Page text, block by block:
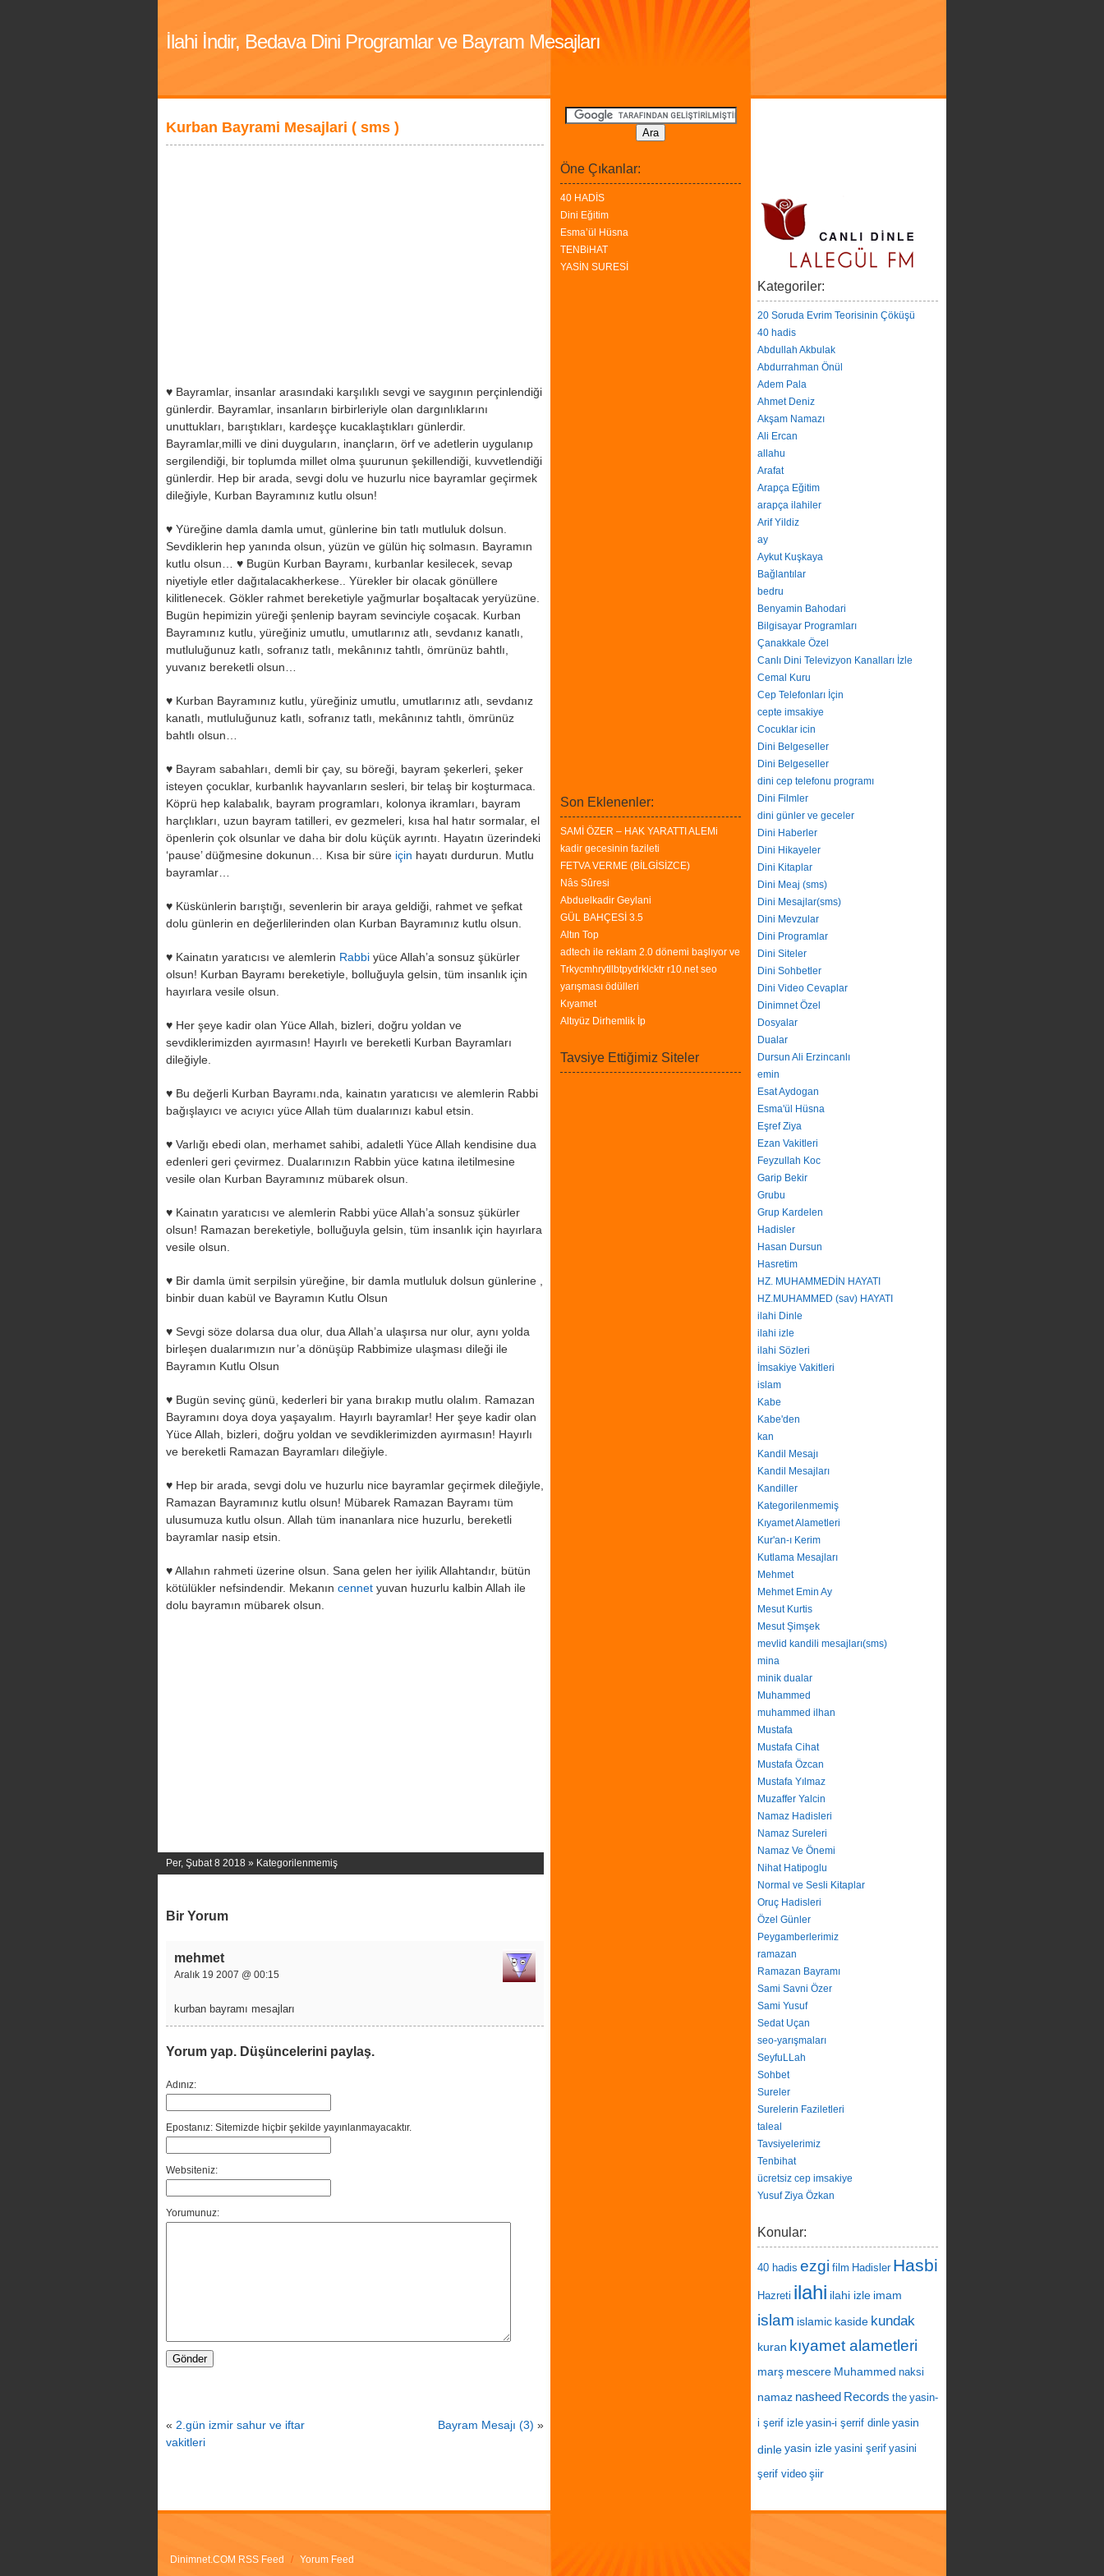
İlahi İndir, Bedava Dini Programlar ve Bayram Mesajları
Kurban Bayrami Mesajlari ( sms )
♥ Bayramlar, insanlar arasındaki karşılıklı sevgi ve saygının perçinlendiği
günlerdir. Bayramlar, insanların birbirleriyle olan dargınlıklarını
unuttukları, barıştıkları, kardeşçe kucaklaştıkları günlerdir.
Bayramlar,milli ve dini duyguların, inançların, örf ve adetlerin uygulanıp
sergilendiği, bir toplumda millet olma şuurunun şekillendiği, kuvvetlendiği
günlerdir. Hep bir arada, sevgi dolu ve huzurlu nice bayramlar geçirmek
dileğiyle, Kurban Bayramınız kutlu olsun!
♥ Yüreğine damla damla umut, günlerine bin tatlı mutluluk dolsun.
Sevdiklerin hep yanında olsun, yüzün ve gülün hiç solmasın. Bayramın
kutlu olsun… ♥ Bugün Kurban Bayramı, kurbanlar kesilecek, sevap
niyetiyle etler dağıtalacakherkese.. Yürekler bir olacak gönüllere
kilitlenecek. Gökler rahmet bereketiyle yağmurlar boşaltacak yeryüzüne.
Bugün hepimizin yüreği şenlenip bayram sevinciyle coşacak. Kurban
Bayramınız kutlu, yüreğiniz umutlu, umutlarınız atlı, sevdanız kanatlı,
mutluluğunuz katlı, sofranız tatlı, mekânınız tahtlı, ömrünüz bahtlı,
yuvanız bereketli olsun…
♥ Kurban Bayramınız kutlu, yüreğiniz umutlu, umutlarınız atlı, sevdanız
kanatlı, mutluluğunuz katlı, sofranız tatlı, mekânınız tahtlı, ömrünüz
bahtlı olsun…
♥ Bayram sabahları, demli bir çay, su böreği, bayram şekerleri, şeker
isteyen çocuklar, kurbanlık hayvanların sesleri, bir telaş bir koşturmaca.
Köprü hep kalabalık, bayram programları, kolonya ikramları, bayram
harçlıkları, uzun bayram tatilleri, ev gezmeleri, kısa hal hatır sormalar, el
öpenlerin çok olsunlar ve daha bir dolu küçük ayrıntı. Hayatın üzerindeki
‘pause’ düğmesine dokunun… Kısa bir süre için hayatı durdurun. Mutlu
bayramlar…
♥ Küskünlerin barıştığı, sevenlerin bir araya geldiği, rahmet ve şefkat
dolu günlerin en değerlilerinden olan Kurban Bayramınız kutlu olsun.
♥ Kainatın yaratıcısı ve alemlerin Rabbi yüce Allah’a sonsuz şükürler
olsun! Kurban Bayramı bereketiyle, bolluğuyla gelsin, tüm insanlık için
hayırlara vesile olsun.
♥ Her şeye kadir olan Yüce Allah, bizleri, doğru yoldan ve
sevdiklerimizden ayırmasın! Hayırlı ve bereketli Kurban Bayramları
dileğiyle.
♥ Bu değerli Kurban Bayramı.nda, kainatın yaratıcısı ve alemlerin Rabbi
bağışlayıcı ve acıyıcı yüce Allah tüm dualarınızı kabul etsin.
♥ Varlığı ebedi olan, merhamet sahibi, adaletli Yüce Allah kendisine dua
edenleri geri çevirmez. Dualarınızın Rabbin yüce katına iletilmesine
vesile olan Kurban Bayramınız mübarek olsun.
♥ Kainatın yaratıcısı ve alemlerin Rabbi yüce Allah’a sonsuz şükürler
olsun! Ramazan bereketiyle, bolluğuyla gelsin, tüm insanlık için hayırlara
vesile olsun.
♥ Bir damla ümit serpilsin yüreğine, bir damla mutluluk dolsun günlerine ,
binbir duan kabül ve Bayramın Kutlu Olsun
♥ Sevgi söze dolarsa dua olur, dua Allah’a ulaşırsa nur olur, aynı yolda
birleşen dualarımızın nur’a dönüşüp Rabbimize ulaşması dileği ile
Bayramın Kutlu Olsun
♥ Bugün sevinç günü, kederleri bir yana bırakıp mutlu olalım. Ramazan
Bayramını doya doya yaşayalım. Hayırlı bayramlar! Her şeye kadir olan
Yüce Allah, bizleri, doğru yoldan ve sevdiklerimizden ayırmasın! Hayırlı
ve bereketli Ramazan Bayramları dileğiyle.
♥ Hep bir arada, sevgi dolu ve huzurlu nice bayramlar geçirmek dileğiyle,
Ramazan Bayramınız kutlu olsun! Mübarek Ramazan Bayramı tüm
ulusumuza kutlu olsun. Allah tüm inananlara nice huzurlu, bereketli
bayramlar nasip etsin.
♥ Allahın rahmeti üzerine olsun. Sana gelen her iyilik Allahtandır, bütün
kötülükler nefsindendir. Mekanın cennet yuvan huzurlu kalbin Allah ile
dolu bayramın mübarek olsun.
Per, Şubat 8 2018 » Kategorilenmemiş
Bir Yorum
mehmet
Aralık 19 2007 @ 00:15
kurban bayramı mesajları
Yorum yap. Düşüncelerini paylaş.
Adınız:
Epostanız: Sitemizde hiçbir şekilde yayınlanmayacaktır.
Websiteniz:
Yorumunuz:
« 2.gün izmir sahur ve iftar
vakitleri
Bayram Mesajı (3) »
Öne Çıkanlar:
40 HADİS
Dini Eğitim
Esma’ül Hüsna
TENBiHAT
YASİN SURESİ
Son Eklenenler:
SAMİ ÖZER – HAK YARATTI ALEMi
kadir gecesinin fazileti
FETVA VERME (BİLGİSİZCE)
Nâs Sûresi
Abduelkadir Geylani
GÜL BAHÇESİ 3.5
Altın Top
adtech ile reklam 2.0 dönemi başlıyor ve
Trkycmhrytllbtpydrklcktr r10.net seo
yarışması ödülleri
Kıyamet
Altıyüz Dirhemlik İp
Tavsiye Ettiğimiz Siteler
Kategoriler:
20 Soruda Evrim Teorisinin Çöküşü
40 hadis
Abdullah Akbulak
Abdurrahman Önül
Adem Pala
Ahmet Deniz
Akşam Namazı
Ali Ercan
allahu
Arafat
Arapça Eğitim
arapça ilahiler
Arif Yildiz
ay
Aykut Kuşkaya
Bağlantılar
bedru
Benyamin Bahodari
Bilgisayar Programları
Çanakkale Özel
Canlı Dini Televizyon Kanalları İzle
Cemal Kuru
Cep Telefonları İçin
cepte imsakiye
Cocuklar icin
Dini Belgeseller
Dini Belgeseller
dini cep telefonu programı
Dini Filmler
dini günler ve geceler
Dini Haberler
Dini Hikayeler
Dini Kitaplar
Dini Meaj (sms)
Dini Mesajlar(sms)
Dini Mevzular
Dini Programlar
Dini Siteler
Dini Sohbetler
Dini Video Cevaplar
Dinimnet Özel
Dosyalar
Dualar
Dursun Ali Erzincanlı
emin
Esat Aydogan
Esma'ül Hüsna
Eşref Ziya
Ezan Vakitleri
Feyzullah Koc
Garip Bekir
Grubu
Grup Kardelen
Hadisler
Hasan Dursun
Hasretim
HZ. MUHAMMEDİN HAYATI
HZ.MUHAMMED (sav) HAYATI
ilahi Dinle
ilahi izle
ilahi Sözleri
İmsakiye Vakitleri
islam
Kabe
Kabe'den
kan
Kandil Mesajı
Kandil Mesajları
Kandiller
Kategorilenmemiş
Kıyamet Alametleri
Kur'an-ı Kerim
Kutlama Mesajları
Mehmet
Mehmet Emin Ay
Mesut Kurtis
Mesut Şimşek
mevlid kandili mesajları(sms)
mina
minik dualar
Muhammed
muhammed ilhan
Mustafa
Mustafa Cihat
Mustafa Özcan
Mustafa Yılmaz
Muzaffer Yalcin
Namaz Hadisleri
Namaz Sureleri
Namaz Ve Önemi
Nihat Hatipoglu
Normal ve Sesli Kitaplar
Oruç Hadisleri
Özel Günler
Peygamberlerimiz
ramazan
Ramazan Bayramı
Sami Savni Özer
Sami Yusuf
Sedat Uçan
seo-yarışmaları
SeyfuLLah
Sohbet
Sureler
Surelerin Faziletleri
taleal
Tavsiyelerimiz
Tenbihat
ücretsiz cep imsakiye
Yusuf Ziya Özkan
Konular:
40 hadis ezgi film Hadisler Hasbi
Hazreti ilahi ilahi izle imam
islam islamic kaside kundak
kuran kıyamet alametleri
marş mescere Muhammed naksi
namaz nasheed Records the yasin-
i şerif izle yasin-i şerrif dinle yasin
dinle yasin izle yasini şerif yasini
şerif video şiir
Dinimnet.COM RSS Feed / Yorum Feed